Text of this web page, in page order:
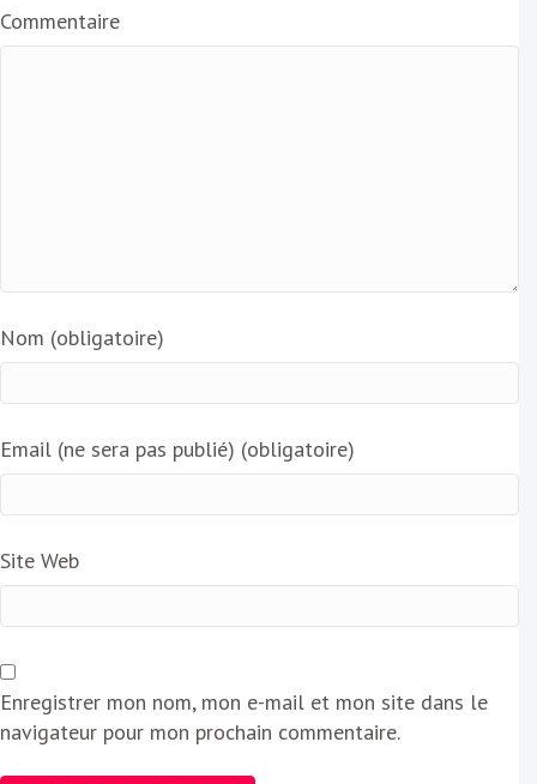
Commentaire
Nom (obligatoire)
Email (ne sera pas publié) (obligatoire)
Site Web
Enregistrer mon nom, mon e-mail et mon site dans le
navigateur pour mon prochain commentaire.